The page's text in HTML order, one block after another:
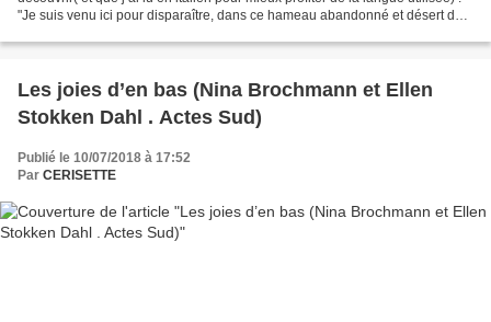
"Je suis venu ici pour disparaître, dans ce hameau abandonné et désert dont
Les joies d’en bas (Nina Brochmann et Ellen
Stokken Dahl . Actes Sud)
Publié le 10/07/2018 à 17:52
Par CERISETTE